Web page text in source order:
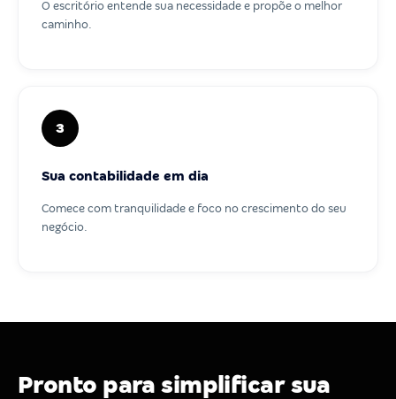
O escritório entende sua necessidade e propõe o melhor
caminho.
3
Sua contabilidade em dia
Comece com tranquilidade e foco no crescimento do seu
negócio.
Pronto para simplificar sua